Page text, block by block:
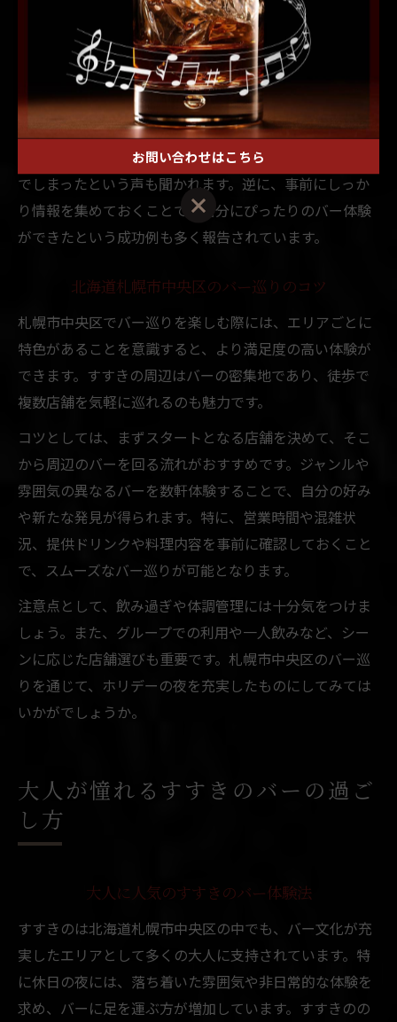
あれば大丈夫？」という疑問を持つ方も多いですが、す
すきのエリアのバーはチャージ料やドリンク価格が店舗
によって異なるため、平均的な価格帯やサービス内容を
ホームページや口コミでチェックすると安心です。
失敗例として、営業時間や定休日を確認せずに訪れて入
店できなかったり、希望する雰囲気と異なる店舗を選ん
でしまったという声も聞かれます。逆に、事前にしっか
り情報を集めておくことで、自分にぴったりのバー体験
ができたという成功例も多く報告されています。
北海道札幌市中央区のバー巡りのコツ
札幌市中央区でバー巡りを楽しむ際には、エリアごとに
特色があることを意識すると、より満足度の高い体験が
できます。すすきの周辺はバーの密集地であり、徒歩で
複数店舗を気軽に巡れるのも魅力です。
コツとしては、まずスタートとなる店舗を決めて、そこ
から周辺のバーを回る流れがおすすめです。ジャンルや
雰囲気の異なるバーを数軒体験することで、自分の好み
や新たな発見が得られます。特に、営業時間や混雑状
況、提供ドリンクや料理内容を事前に確認しておくこと
で、スムーズなバー巡りが可能となります。
注意点として、飲み過ぎや体調管理には十分気をつけま
しょう。また、グループでの利用や一人飲みなど、シー
ンに応じた店舗選びも重要です。札幌市中央区のバー巡
りを通じて、ホリデーの夜を充実したものにしてみては
いかがでしょうか。
大人が憧れるすすきのバーの過ご
し方
大人に人気のすすきのバー体験法
すすきのは北海道札幌市中央区の中でも、バー文化が充
実したエリアとして多くの大人に支持されています。特
に休日の夜には、落ち着いた雰囲気や非日常的な体験を
求め、バーに足を運ぶ方が増加しています。すすきのの
お問い合わせはこちら